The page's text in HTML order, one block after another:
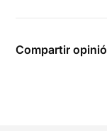
Compartir opinió